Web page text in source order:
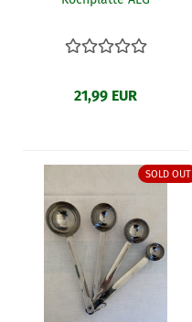
21,99 EUR
SOLD OUT